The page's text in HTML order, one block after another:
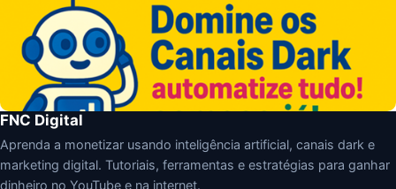
FNC Digital
Aprenda a monetizar usando inteligência artificial, canais dark e
marketing digital. Tutoriais, ferramentas e estratégias para ganhar
dinheiro no YouTube e na internet.